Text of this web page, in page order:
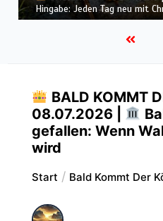
Lichter brennen:
BALD KOMMT
08.07.2026 |
gefallen: Wenn
wird
Start Bald Kommt Der